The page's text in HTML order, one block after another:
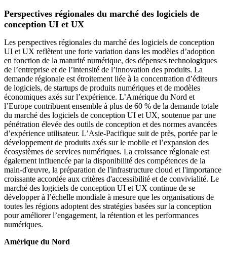
Perspectives régionales du marché des logiciels de
conception UI et UX
Les perspectives régionales du marché des logiciels de conception
UI et UX reflètent une forte variation dans les modèles d’adoption
en fonction de la maturité numérique, des dépenses technologiques
de l’entreprise et de l’intensité de l’innovation des produits. La
demande régionale est étroitement liée à la concentration d’éditeurs
de logiciels, de startups de produits numériques et de modèles
économiques axés sur l’expérience. L’Amérique du Nord et
l’Europe contribuent ensemble à plus de 60 % de la demande totale
du marché des logiciels de conception UI et UX, soutenue par une
pénétration élevée des outils de conception et des normes avancées
d’expérience utilisateur. L’Asie-Pacifique suit de près, portée par le
développement de produits axés sur le mobile et l’expansion des
écosystèmes de services numériques. La croissance régionale est
également influencée par la disponibilité des compétences de la
main-d'œuvre, la préparation de l'infrastructure cloud et l'importance
croissante accordée aux critères d'accessibilité et de convivialité. Le
marché des logiciels de conception UI et UX continue de se
développer à l’échelle mondiale à mesure que les organisations de
toutes les régions adoptent des stratégies basées sur la conception
pour améliorer l’engagement, la rétention et les performances
numériques.
Amérique du Nord